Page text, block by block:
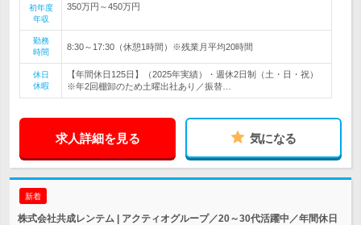
初年度
年収
350万円～450万円
勤務
時間
8:30～17:30（休憩1時間）※残業月平均20時間
休日
休暇
【年間休日125日】（2025年実績）・週休2日制（土・日・祝）
※年2回棚卸のため土曜出社あり／振替…
求人詳細を見る 気になる
新着
株式会社共成レンテム | アクティオグループ／20～30代活躍中／年間休日